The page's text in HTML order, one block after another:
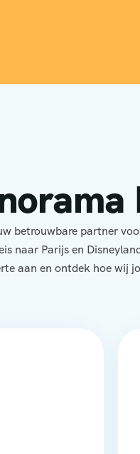
betrouwbare partner
naar Parijs en
aan en ontdek hoe wij